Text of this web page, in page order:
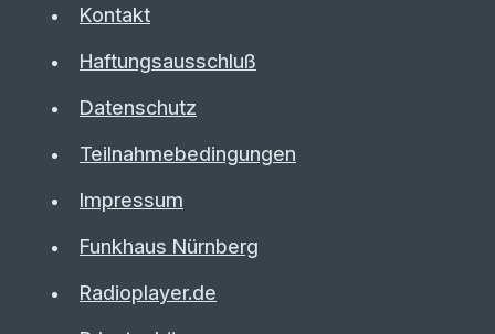
Kontakt
Haftungsausschluß
Datenschutz
Teilnahmebedingungen
Impressum
Funkhaus Nürnberg
Radioplayer.de